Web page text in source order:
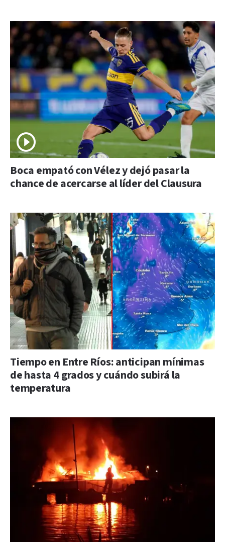
Boca empató con Vélez y dejó pasar la
chance de acercarse al líder del Clausura
Tiempo en Entre Ríos: anticipan mínimas
de hasta 4 grados y cuándo subirá la
temperatura